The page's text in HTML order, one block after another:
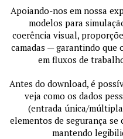
Apoiando-nos em nossa
modelos para
coerência visual,
camadas — garantindo que
em fluxos de
Antes do download, é
veja como os dados
(entrada única/
elementos de segurança
mantendo